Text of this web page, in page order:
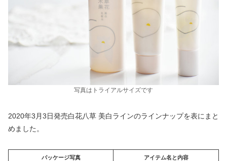
写真はトライアルサイズです
2020年3月3日発売白花八草 美白ラインのラインナップを表にまと
めました。
パッケージ写真 アイテム名と内容